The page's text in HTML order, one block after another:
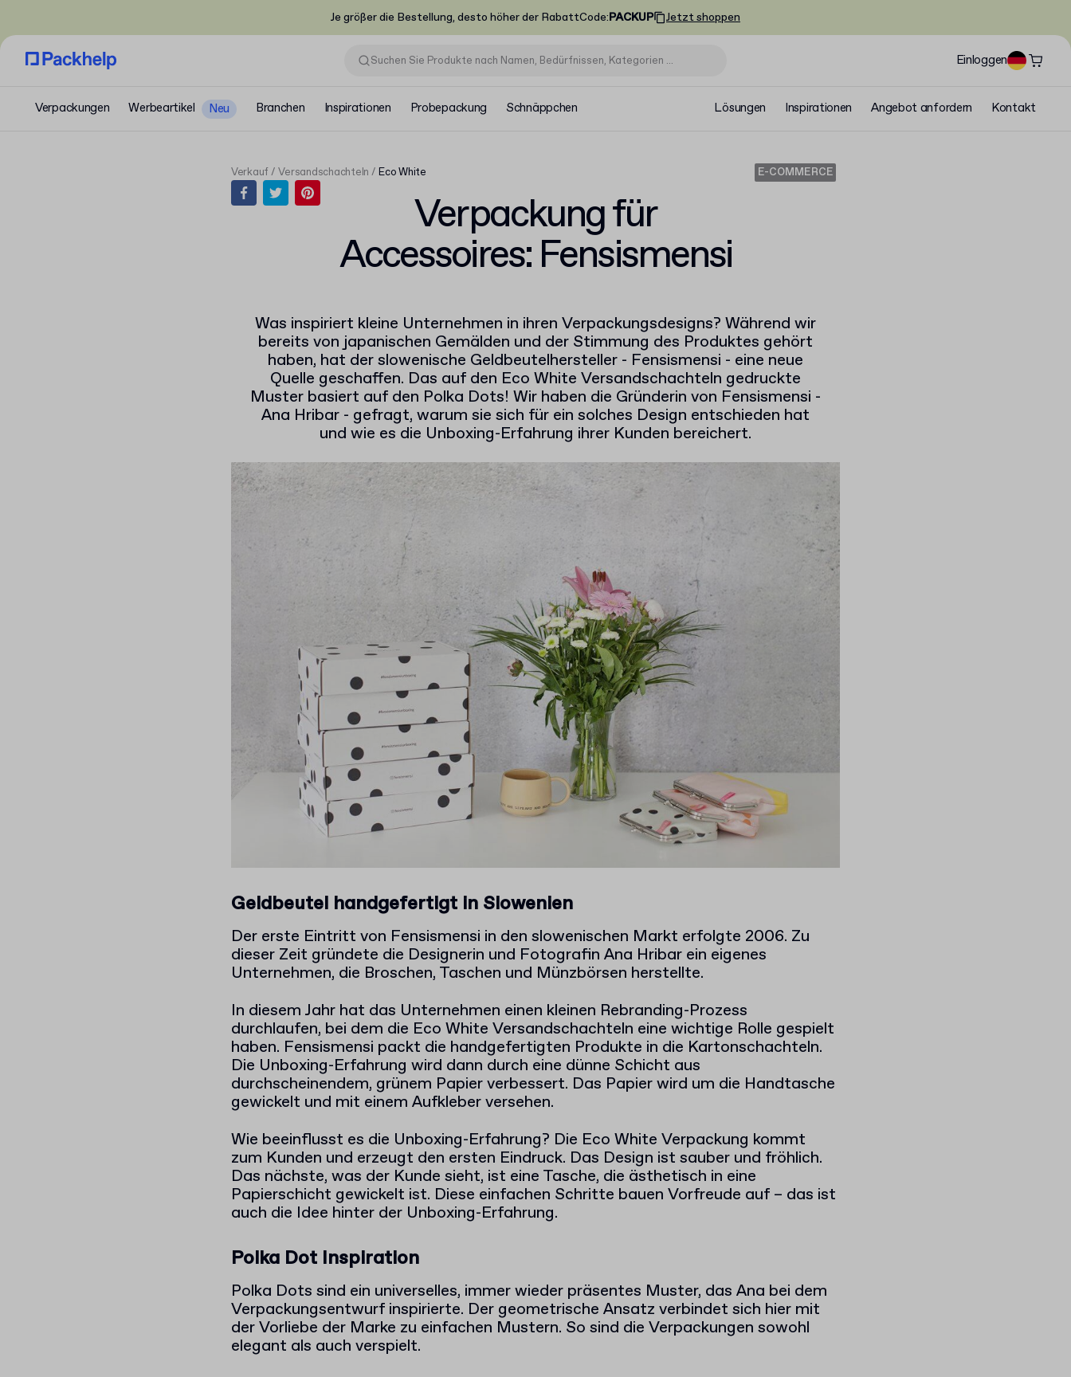
Je größer die Bestellung, desto höher der RabattCode:PACKUP Jetzt shoppen
Einloggen
Verpackungen Werbeartikel Neu Branchen Inspirationen Probepackung Schnäppchen Lösungen Inspirationen Angebot anfordern Kontakt
Verpackung für
Accessoires: Fensismensi
Verkauf Versandschachteln Eco White E-COMMERCE
Was inspiriert kleine Unternehmen in ihren Verpackungsdesigns? Während wir
bereits von japanischen Gemälden und der Stimmung des Produktes gehört
haben, hat der slowenische Geldbeutelhersteller - Fensismensi - eine neue
Quelle geschaffen. Das auf den Eco White Versandschachteln gedruckte
Muster basiert auf den Polka Dots! Wir haben die Gründerin von Fensismensi -
Ana Hribar - gefragt, warum sie sich für ein solches Design entschieden hat
und wie es die Unboxing-Erfahrung ihrer Kunden bereichert.
Geldbeutel handgefertigt in Slowenien
Der erste Eintritt von Fensismensi in den slowenischen Markt erfolgte 2006. Zu
dieser Zeit gründete die Designerin und Fotografin Ana Hribar ein eigenes
Unternehmen, die Broschen, Taschen und Münzbörsen herstellte.
In diesem Jahr hat das Unternehmen einen kleinen Rebranding-Prozess
durchlaufen, bei dem die Eco White Versandschachteln eine wichtige Rolle gespielt
haben. Fensismensi packt die handgefertigten Produkte in die Kartonschachteln.
Die Unboxing-Erfahrung wird dann durch eine dünne Schicht aus
durchscheinendem, grünem Papier verbessert. Das Papier wird um die Handtasche
gewickelt und mit einem Aufkleber versehen.
Wie beeinflusst es die Unboxing-Erfahrung? Die Eco White Verpackung kommt
zum Kunden und erzeugt den ersten Eindruck. Das Design ist sauber und fröhlich.
Das nächste, was der Kunde sieht, ist eine Tasche, die ästhetisch in eine
Papierschicht gewickelt ist. Diese einfachen Schritte bauen Vorfreude auf – das ist
auch die Idee hinter der Unboxing-Erfahrung.
Polka Dot Inspiration
Polka Dots sind ein universelles, immer wieder präsentes Muster, das Ana bei dem
Verpackungsentwurf inspirierte. Der geometrische Ansatz verbindet sich hier mit
der Vorliebe der Marke zu einfachen Mustern. So sind die Verpackungen sowohl
elegant als auch verspielt.